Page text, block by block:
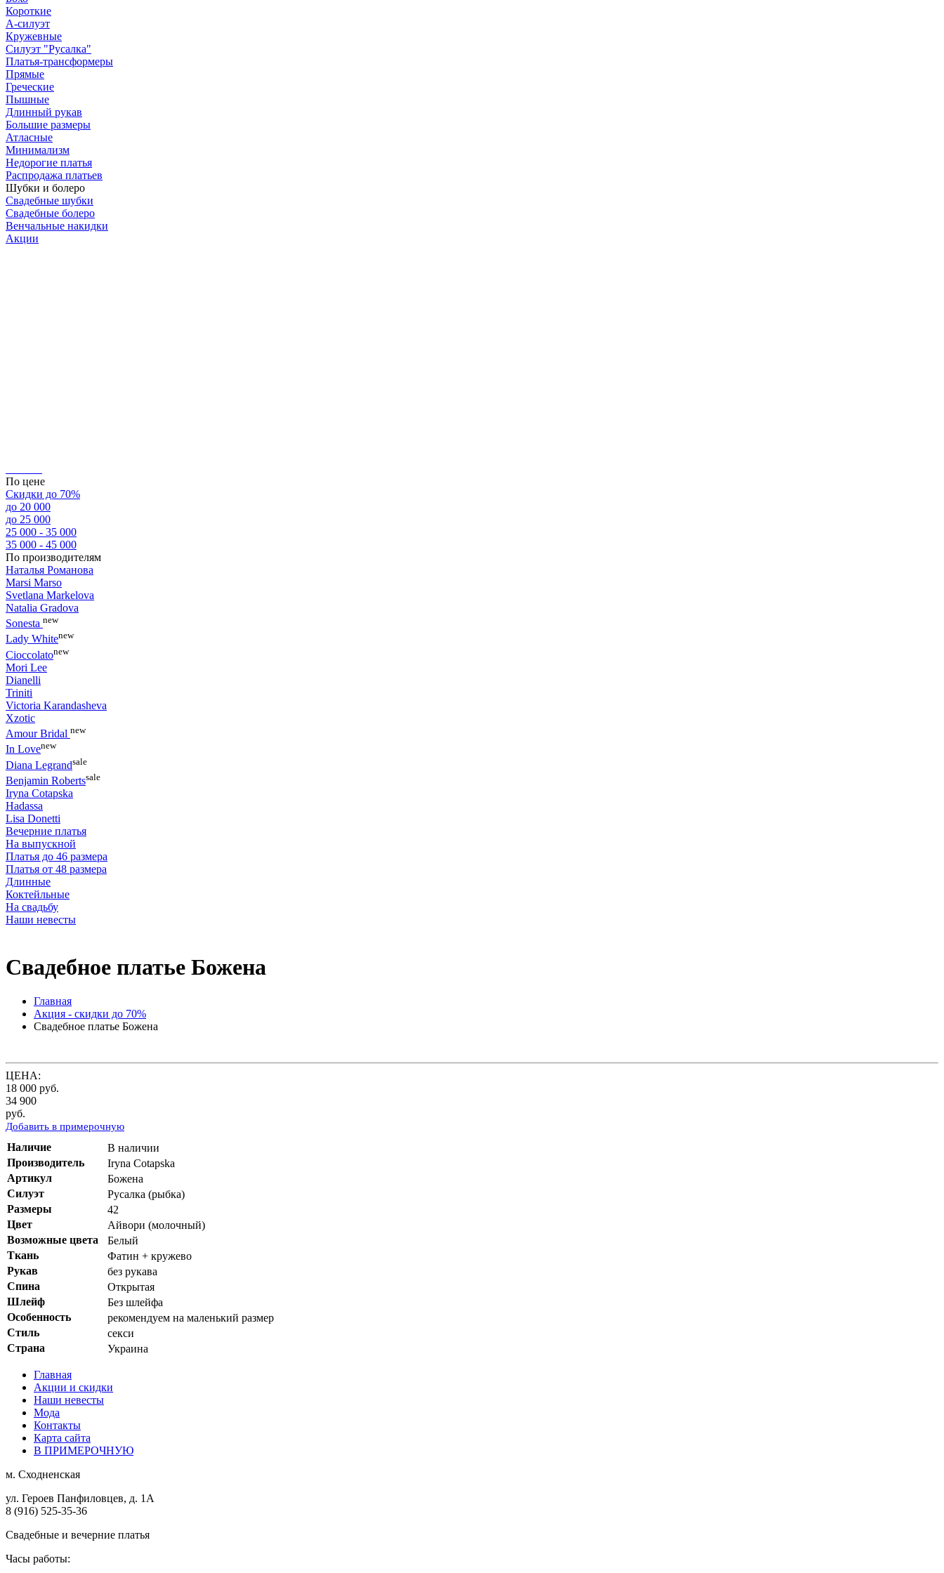
Короткие
А-силуэт
Кружевные
Силуэт "Русалка"
Платья-трансформеры
Прямые
Греческие
Пышные
Длинный рукав
Большие размеры
Атласные
Минимализм
Недорогие платья
Распродажа платьев
Шубки и болеро
Свадебные шубки
Свадебные болеро
Венчальные накидки
Акции
По цене
Скидки до 70%
до 20 000
до 25 000
25 000 - 35 000
35 000 - 45 000
По производителям
Наталья Романова
Marsi Marsо
Svetlana Markelova
Natalia Gradova
Sonesta new
Lady Whitenew
Cioccolatonew
Mori Lee
Dianelli
Triniti
Victoria Karandasheva
Xzotic
Amour Bridal new
In Lovenew
Diana Legrandsale
Benjamin Robertssale
Iryna Cotapska
Hadassa
Lisa Donetti
Вечерние платья
На выпускной
Платья до 46 размера
Платья от 48 размера
Длинные
Коктейльные
На свадьбу
Наши невесты
Свадебное платье Божена
Главная
Акция - скидки до 70%
Свадебное платье Божена
ЦЕНА:
18 000 руб.
34 900
руб.
Добавить в примерочную
Наличие
В наличии
Производитель
Iryna Cotapska
Артикул
Божена
Силуэт
Русалка (рыбка)
Размеры
42
Цвет
Айвори (молочный)
Возможные цвета
Белый
Ткань
Фатин + кружево
Рукав
без рукава
Спина
Открытая
Шлейф
Без шлейфа
Особенность
рекомендуем на маленький размер
Стиль
секси
Страна
Украина
Главная
Акции и скидки
Наши невесты
Мода
Контакты
Карта сайта
В ПРИМЕРОЧНУЮ
м. Сходненская
ул. Героев Панфиловцев, д. 1А
8 (916) 525-35-36
Свадебные и вечерние платья
Часы работы: